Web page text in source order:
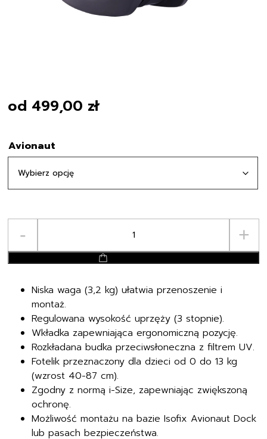
od 499,00 zł
Avionaut
-
ilość
Fotelik
Avionaut
Cosmo
Smart
+
Niska waga (3,2 kg) ułatwia przenoszenie i
montaż.
Regulowana wysokość uprzęży (3 stopnie).
Wkładka zapewniająca ergonomiczną pozycję.
Rozkładana budka przeciwsłoneczna z filtrem UV.
Fotelik przeznaczony dla dzieci od 0 do 13 kg
(wzrost 40-87 cm).
Zgodny z normą i-Size, zapewniając zwiększoną
ochronę.
Możliwość montażu na bazie Isofix Avionaut Dock
lub pasach bezpieczeństwa.